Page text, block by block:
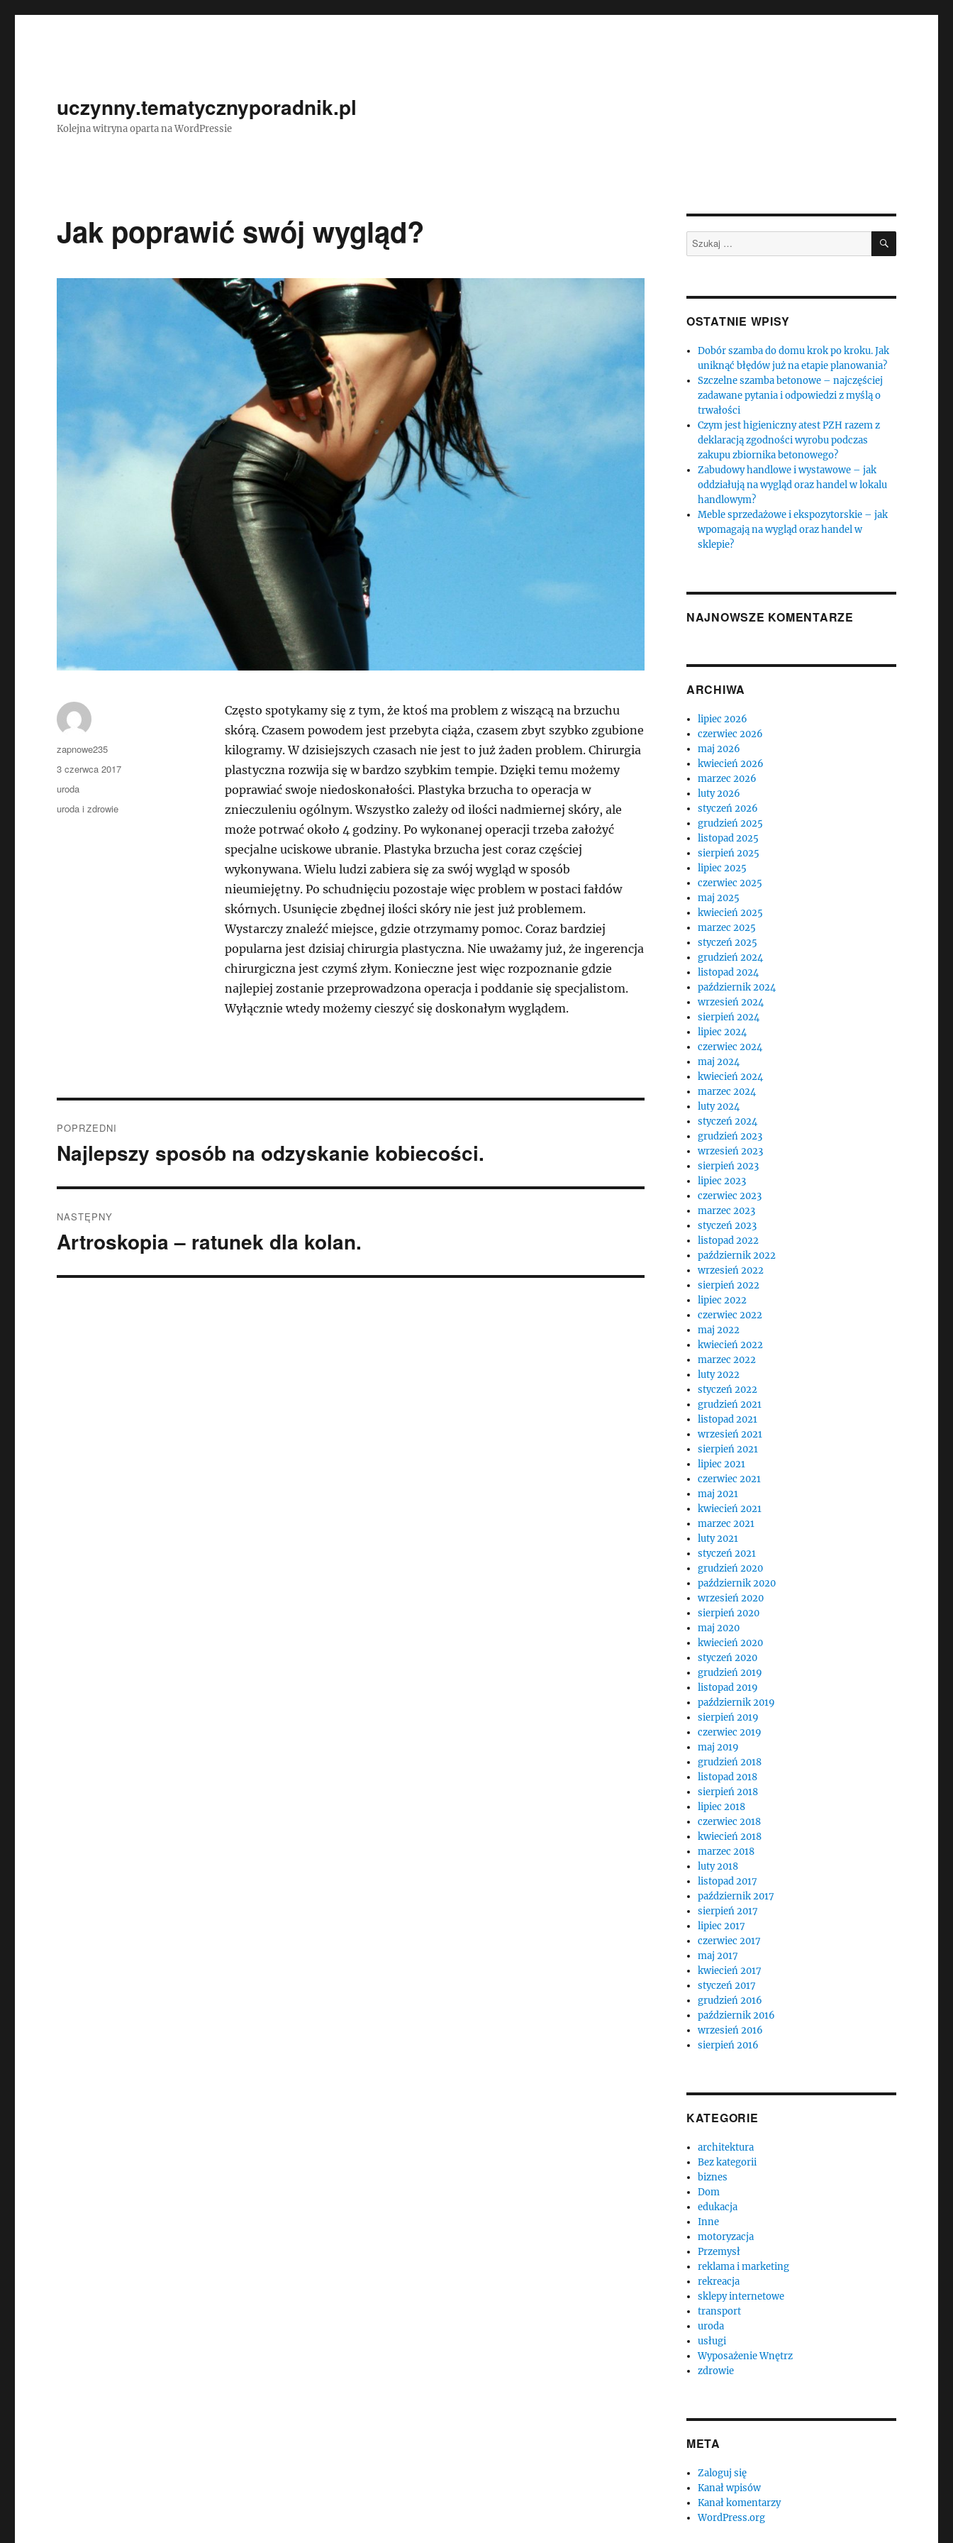
uczynny.tematycznyporadnik.pl
Kolejna witryna oparta na WordPressie
Jak poprawić swój wygląd?
Często spotykamy się z tym, że ktoś ma problem z wiszącą na brzuchu
skórą. Czasem powodem jest przebyta ciąża, czasem zbyt szybko zgubione
kilogramy. W dzisiejszych czasach nie jest to już żaden problem. Chirurgia
plastyczna rozwija się w bardzo szybkim tempie. Dzięki temu możemy
poprawiać swoje niedoskonałości. Plastyka brzucha to operacja w
znieczuleniu ogólnym. Wszystko zależy od ilości nadmiernej skóry, ale
może potrwać około 4 godziny. Po wykonanej operacji trzeba założyć
specjalne uciskowe ubranie. Plastyka brzucha jest coraz częściej
wykonywana. Wielu ludzi zabiera się za swój wygląd w sposób
nieumiejętny. Po schudnięciu pozostaje więc problem w postaci fałdów
skórnych. Usunięcie zbędnej ilości skóry nie jest już problemem.
Wystarczy znaleźć miejsce, gdzie otrzymamy pomoc. Coraz bardziej
popularna jest dzisiaj chirurgia plastyczna. Nie uważamy już, że ingerencja
chirurgiczna jest czymś złym. Konieczne jest więc rozpoznanie gdzie
najlepiej zostanie przeprowadzona operacja i poddanie się specjalistom.
Wyłącznie wtedy możemy cieszyć się doskonałym wyglądem.
Autor
zapnowe235
Data
publikacji
3 czerwca 2017
Kategorie
uroda
Tagi
uroda i zdrowie
wpisu
POPRZEDNI
Poprzedni
wpis:
Najlepszy sposób na odzyskanie kobiecości.
NASTĘPNY
Następny
Artroskopia – ratunek dla kolan.
Szukaj: SZUKAJ
OSTATNIE WPISY
Dobór szamba do domu krok po kroku. Jak
uniknąć błędów już na etapie planowania?
Szczelne szamba betonowe – najczęściej
zadawane pytania i odpowiedzi z myślą o
trwałości
Czym jest higieniczny atest PZH razem z
deklaracją zgodności wyrobu podczas
zakupu zbiornika betonowego?
Zabudowy handlowe i wystawowe – jak
oddziałują na wygląd oraz handel w lokalu
handlowym?
Meble sprzedażowe i ekspozytorskie – jak
wpomagają na wygląd oraz handel w
sklepie?
NAJNOWSZE KOMENTARZE
ARCHIWA
lipiec 2026
czerwiec 2026
maj 2026
kwiecień 2026
marzec 2026
luty 2026
styczeń 2026
grudzień 2025
listopad 2025
sierpień 2025
lipiec 2025
czerwiec 2025
maj 2025
kwiecień 2025
marzec 2025
styczeń 2025
grudzień 2024
listopad 2024
październik 2024
wrzesień 2024
sierpień 2024
lipiec 2024
czerwiec 2024
maj 2024
kwiecień 2024
marzec 2024
luty 2024
styczeń 2024
grudzień 2023
wrzesień 2023
sierpień 2023
lipiec 2023
czerwiec 2023
marzec 2023
styczeń 2023
listopad 2022
październik 2022
wrzesień 2022
sierpień 2022
lipiec 2022
czerwiec 2022
maj 2022
kwiecień 2022
marzec 2022
luty 2022
styczeń 2022
grudzień 2021
listopad 2021
wrzesień 2021
sierpień 2021
lipiec 2021
czerwiec 2021
maj 2021
kwiecień 2021
marzec 2021
luty 2021
styczeń 2021
grudzień 2020
październik 2020
wrzesień 2020
sierpień 2020
maj 2020
kwiecień 2020
styczeń 2020
grudzień 2019
listopad 2019
październik 2019
sierpień 2019
czerwiec 2019
maj 2019
grudzień 2018
listopad 2018
sierpień 2018
lipiec 2018
czerwiec 2018
kwiecień 2018
marzec 2018
luty 2018
listopad 2017
październik 2017
sierpień 2017
lipiec 2017
czerwiec 2017
maj 2017
kwiecień 2017
styczeń 2017
grudzień 2016
październik 2016
wrzesień 2016
sierpień 2016
KATEGORIE
architektura
Bez kategorii
biznes
Dom
edukacja
Inne
motoryzacja
Przemysł
reklama i marketing
rekreacja
sklepy internetowe
transport
uroda
usługi
Wyposażenie Wnętrz
zdrowie
META
Zaloguj się
Kanał wpisów
Kanał komentarzy
WordPress.org